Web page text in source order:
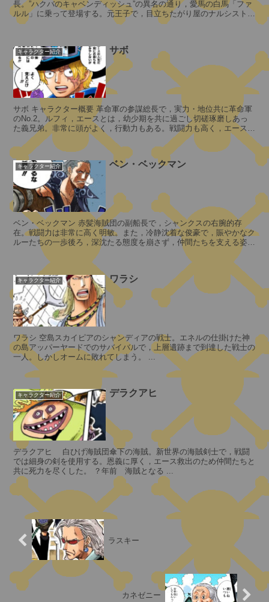
ー
聖
イ
ー
ン
バ
ロ
ナ
ス
寿
郎
聖
マ
ー
カ
ス
・
マ
ー
シ
ェ
パ
ー
ド
2
前
の
C
P
0
ス
パ
ン
イ
ン
の
他
長。”ハクバのキャベンディッシュ”の異名の通り，愛馬の白馬「ファ
ルル」に乗って登場する。元王子で，目立ちたがり屋のナルシスト美
男子。人気ありすぎの罪で国...
キャラクター紹介 サボ
サボ キャラクター概要 革命軍の参謀総長で，実力・地位共に革命軍
のNo.2。ルフィ，エースとは，幼少期を共に過ごし切磋琢磨しあっ
た義兄弟。非常に頭がよく，行動力もある。戦闘力も高く，エースの
死後ドレスローザ王国で得た”...
キャラクター紹介 ベン・ベックマン
ベン・ベックマン 赤髪海賊団の副船長で，シャンクスの右腕的存
在。戦闘力は非常に高く明敏。また，冷静沈着な俊豪で，賑やかなク
ルーたちの一歩後ろ，深沈たる態度を崩さず，仲間たちを支える姿は
まさに副船長に相応しい。...
キャラクター紹介 ワラシ
ワラシ 空島スカイピアのシャンディアの戦士。エネルの仕掛けた神
の島アッパーヤードでのサバイバルで，上層遺跡まで到達した戦士の
キャラクター紹介 デラクアヒ
デラクアヒ 白ひげ海賊団傘下の海賊。新世界の海賊剣士で，戦闘
では細身の剣を使用する。恩義に厚く，エース救出のため仲間たちと
共に死力を尽くした。 ？年前 海賊となる ...
ラスキー
カネゼニー